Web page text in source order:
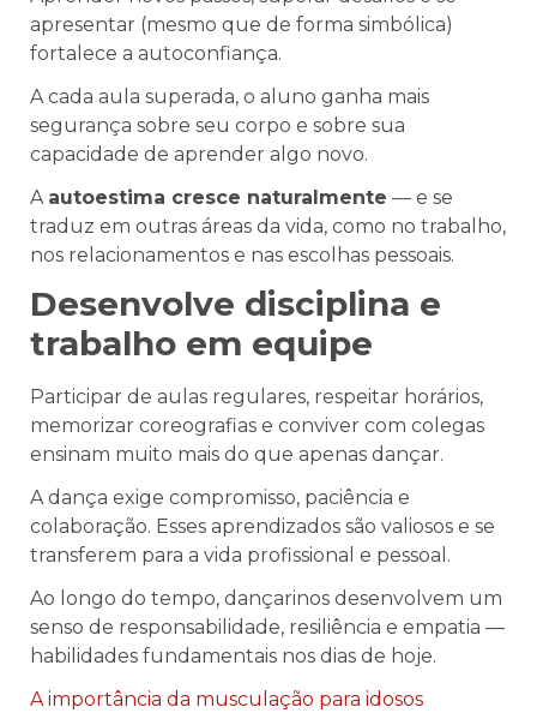
apresentar (mesmo que de forma simbólica)
fortalece a autoconfiança.
A cada aula superada, o aluno ganha mais
segurança sobre seu corpo e sobre sua
capacidade de aprender algo novo.
A autoestima cresce naturalmente — e se
traduz em outras áreas da vida, como no trabalho,
nos relacionamentos e nas escolhas pessoais.
Desenvolve disciplina e
trabalho em equipe
Participar de aulas regulares, respeitar horários,
memorizar coreografias e conviver com colegas
ensinam muito mais do que apenas dançar.
A dança exige compromisso, paciência e
colaboração. Esses aprendizados são valiosos e se
transferem para a vida profissional e pessoal.
Ao longo do tempo, dançarinos desenvolvem um
senso de responsabilidade, resiliência e empatia —
habilidades fundamentais nos dias de hoje.
A importância da musculação para idosos